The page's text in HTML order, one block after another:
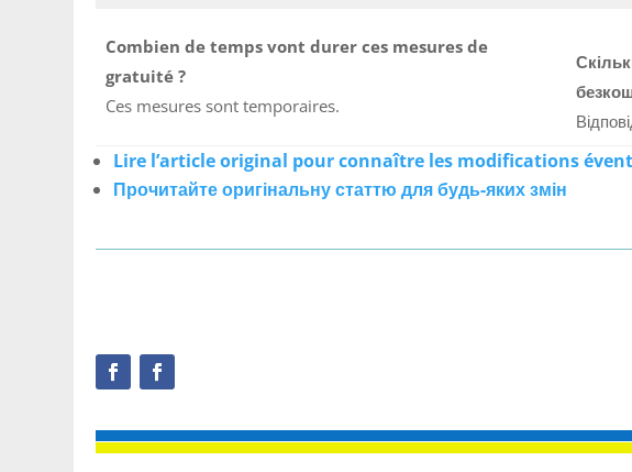
Combien de temps vont durer ces mesures de
gratuité ?
Ces mesures sont temporaires.
Lire l’article original pour connaître les modifications
Прочитайте оригінальну статтю для будь-яких змін